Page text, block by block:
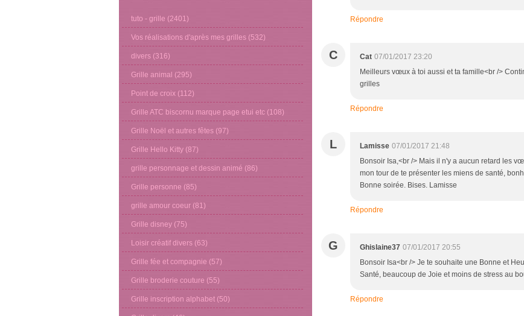
tuto - grille (2401)
Vos réalisations d'après mes grilles (532)
divers (316)
Grille animal (295)
Point de croix (112)
Grille ATC biscornu marque page etui etc (108)
Grille Noël et autres fêtes (97)
Grille Hello Kitty (87)
grille personnage et dessin animé (86)
Grille personne (85)
grille amour coeur (81)
Grille disney (75)
Loisir créatif divers (63)
Grille fée et compagnie (57)
Grille broderie couture (55)
Grille inscription alphabet (50)
Répondre
C Cat 07/01/2017 23:20
Meilleurs vœux à toi aussi et ta famille<br />
grilles
Répondre
L Lamisse 07/01/2017 21:48
Bonsoir Isa,<br /> Mais il n'y a aucun retard les
mon tour de te présenter les miens de santé,
Bonne soirée. Bises. Lamisse
Répondre
G Ghislaine37 07/01/2017 20:55
Bonsoir Isa<br /> Je te souhaite une Bonne et
Santé, beaucoup de Joie et moins de stress au
Répondre